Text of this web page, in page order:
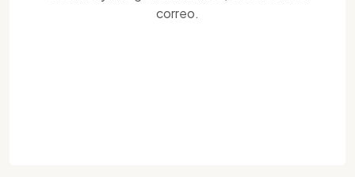
correo.